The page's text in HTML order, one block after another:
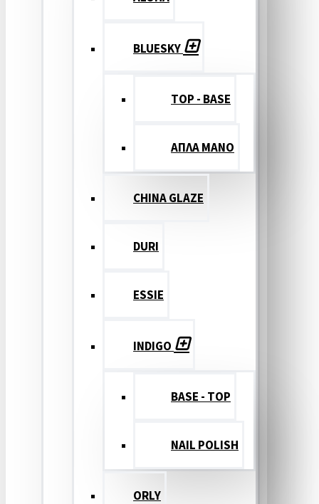
BLUESKY
TOP - BASE
ΑΠΛΑ ΜΑΝΟ
CHINA GLAZE
DURI
ESSIE
INDIGO
BASE - TOP
NAIL POLISH
ORLY